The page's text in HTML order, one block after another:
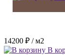
14200 ₽ / м2
В